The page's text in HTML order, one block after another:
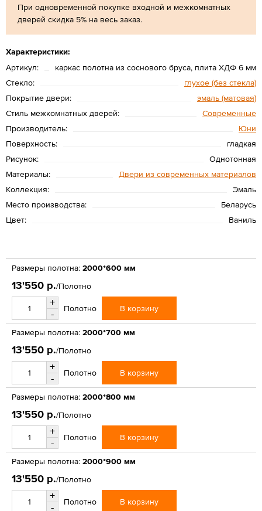
При одновременной покупке входной и межкомнатных
дверей скидка 5% на весь заказ.
Характеристики:
Артикул:
каркас полотна из соснового бруса, плита ХДФ 6 мм
Стекло:
глухое (без стекла)
Покрытие двери:
эмаль (матовая)
Стиль межкомнатных дверей:
Современные
Производитель:
Юни
Поверхность:
гладкая
Рисунок:
Однотонная
Материалы:
Двери из современных материалов
Коллекция:
Эмаль
Место производства:
Беларусь
Цвет:
Ваниль
Размеры полотна: 2000*600 мм
13'550 р./Полотно
+
-
Полотно В корзину
Размеры полотна: 2000*700 мм
13'550 р./Полотно
+
-
Полотно В корзину
Размеры полотна: 2000*800 мм
13'550 р./Полотно
+
-
Полотно В корзину
Размеры полотна: 2000*900 мм
13'550 р./Полотно
+
-
Полотно В корзину